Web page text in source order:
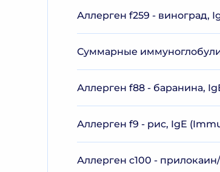
Аллерген f259 - виноград,
Суммарные
Аллерген f88 - баранина,
Аллерген f9 - рис, IgE
Аллерген c100 -